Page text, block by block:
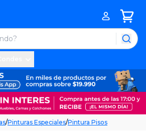
/Pinturas Especiales/Pintura Pisos